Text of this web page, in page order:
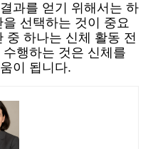
과를 얻기 위해서는 하
선택하는 것이 중요
중 하나는 신체 활동 전
행하는 것은 신체를
이 됩니다.